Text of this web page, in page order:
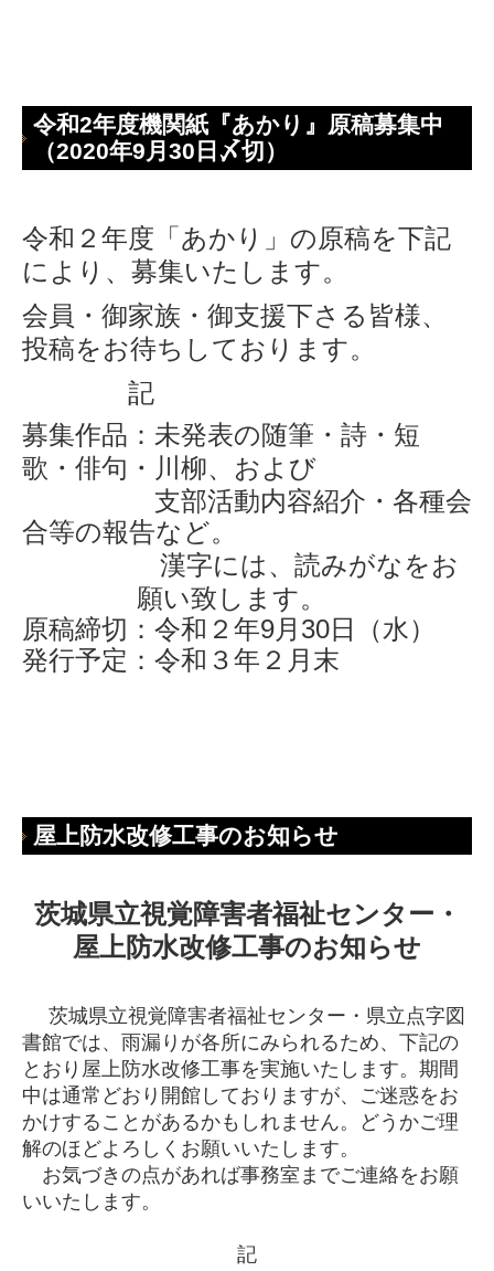
令和2年度機関紙『あかり』原稿募集中
（2020年9月30日〆切）
令和２年度「あかり」の原稿を下記
により、募集いたします。
会員・御家族・御支援下さる皆様、
投稿をお待ちしております。
記
募集作品：未発表の随筆・詩・短
歌・俳句・川柳、 および
支部活動内容紹介・ 各種会
合等の報告など。
漢字には、読みがなをお
願い致します。
原稿締切：令和２年9月 30日（水）
発行予定：令和３年２月末
屋上防水改修工事のお知らせ
茨城県立視覚障害者福祉センター・
屋上防水改修工事のお知らせ
茨城県立視覚障害者福祉センター・県立点字図
書館では、雨漏りが各所にみられるため、下記の
とおり屋上防水改修工事を実施いたします。期間
中は通常どおり開館しておりますが、ご迷惑をお
かけすることがあるかもしれません。どうかご理
解のほどよろしくお願いいたします。
お気づきの点があれば事務室までご連絡をお願
いいたします。
記